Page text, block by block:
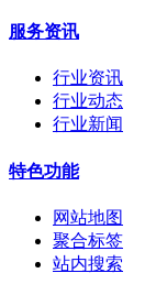
服务资讯
行业资讯
行业动态
行业新闻
特色功能
网站地图
聚合标签
站内搜索